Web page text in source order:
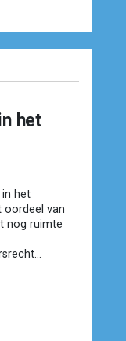
het
in het
oordeel van
nog ruimte